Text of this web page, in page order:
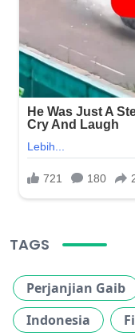
TAGS
Perjanjian Gaib
Indonesia